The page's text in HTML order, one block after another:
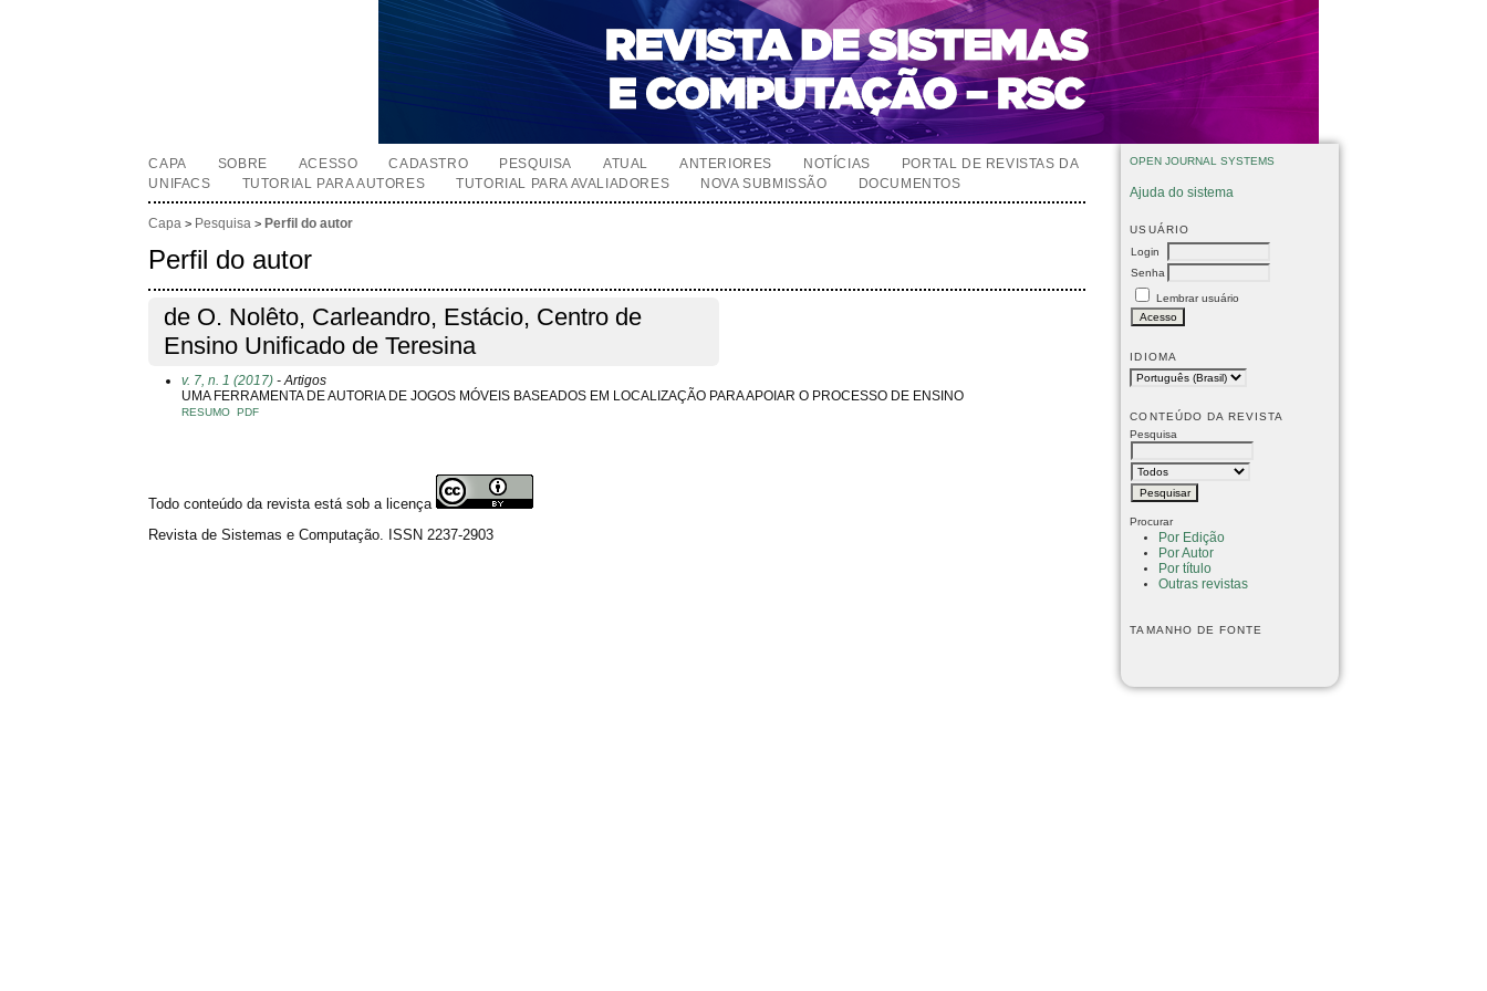
OPEN JOURNAL SYSTEMS
Ajuda do sistema
USUÁRIO
Login
Senha
Lembrar usuário
IDIOMA
CONTEÚDO DA REVISTA
Pesquisa
Procurar
Por Edição
Por Autor
Por título
Outras revistas
TAMANHO DE FONTE
CAPA SOBRE ACESSO CADASTRO PESQUISA ATUAL ANTERIORES NOTÍCIAS
PORTAL DE REVISTAS DA
UNIFACS
TUTORIAL PARA AUTORES TUTORIAL PARA AVALIADORES NOVA SUBMISSÃO DOCUMENTOS
Capa > Pesquisa > Perfil do autor
Perfil do autor
de O. Nolêto, Carleandro, Estácio, Centro de
Ensino Unificado de Teresina
v. 7, n. 1 (2017) - Artigos
UMA FERRAMENTA DE AUTORIA DE JOGOS MÓVEIS BASEADOS EM LOCALIZAÇÃO PARA APOIAR O PROCESSO DE ENSINO
RESUMO PDF
Todo conteúdo da revista está sob a licença
Revista de Sistemas e Computação. ISSN 2237-2903